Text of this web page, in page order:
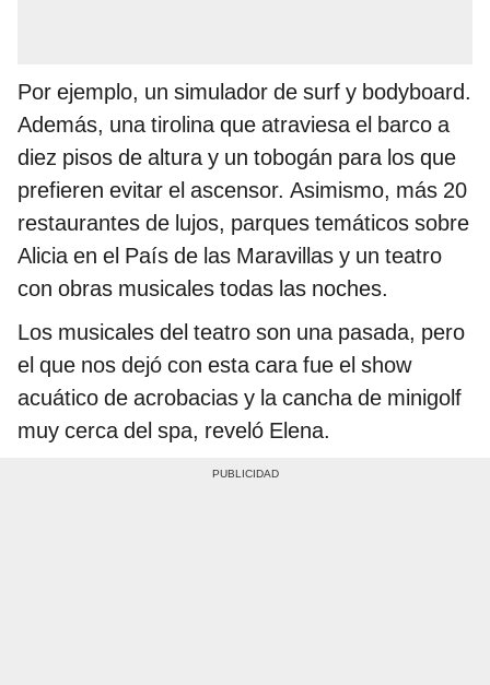
Por ejemplo, un simulador de surf y bodyboard.
Además, una tirolina que atraviesa el barco a
diez pisos de altura y un tobogán para los que
prefieren evitar el ascensor. Asimismo, más 20
restaurantes de lujos, parques temáticos sobre
Alicia en el País de las Maravillas y un teatro
con obras musicales todas las noches.
Los musicales del teatro son una pasada, pero
el que nos dejó con esta cara fue el show
acuático de acrobacias y la cancha de minigolf
muy cerca del spa, reveló Elena.